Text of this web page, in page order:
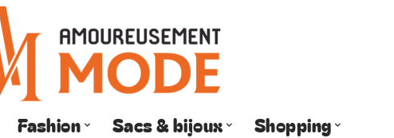
Fashion Sacs & bijoux Shopping